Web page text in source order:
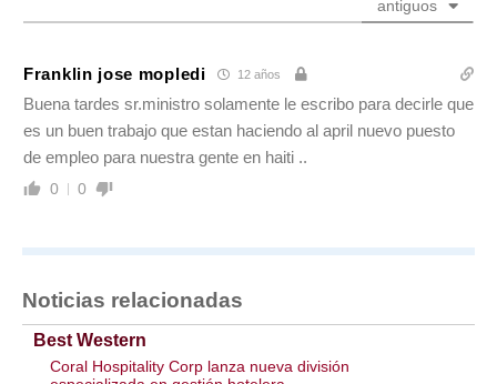
antiguos
Franklin jose mopledi 12 años
Buena tardes sr.ministro solamente le escribo para decirle que
es un buen trabajo que estan haciendo al april nuevo puesto
de empleo para nuestra gente en haiti ..
0 0
Noticias relacionadas
Best Western
Coral Hospitality Corp lanza nueva división